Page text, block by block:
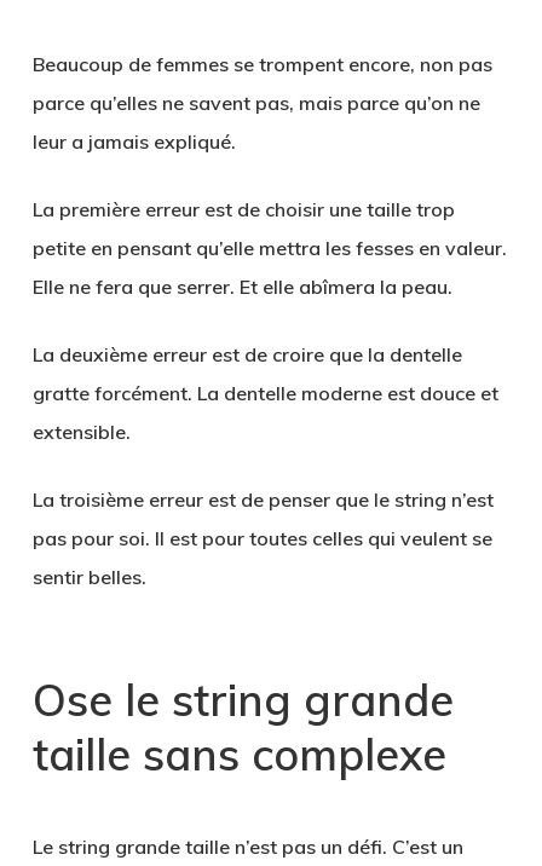
Beaucoup de femmes se trompent encore, non pas
parce qu’elles ne savent pas, mais parce qu’on ne
leur a jamais expliqué.
La première erreur est de choisir une taille trop
petite en pensant qu’elle mettra les fesses en valeur.
Elle ne fera que serrer. Et elle abîmera la peau.
La deuxième erreur est de croire que la dentelle
gratte forcément. La dentelle moderne est douce et
extensible.
La troisième erreur est de penser que le string n’est
pas pour soi. Il est pour toutes celles qui veulent se
sentir belles.
Ose le string grande
taille sans complexe
Le string grande taille n’est pas un défi. C’est un